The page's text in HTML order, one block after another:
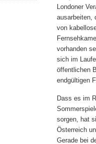
Londoner
ausarbeiten,
von
vorhanden
sich im
öffentlichen
endgültigen
Dass es im
sorgen, hat
Österreich
Gerade bei